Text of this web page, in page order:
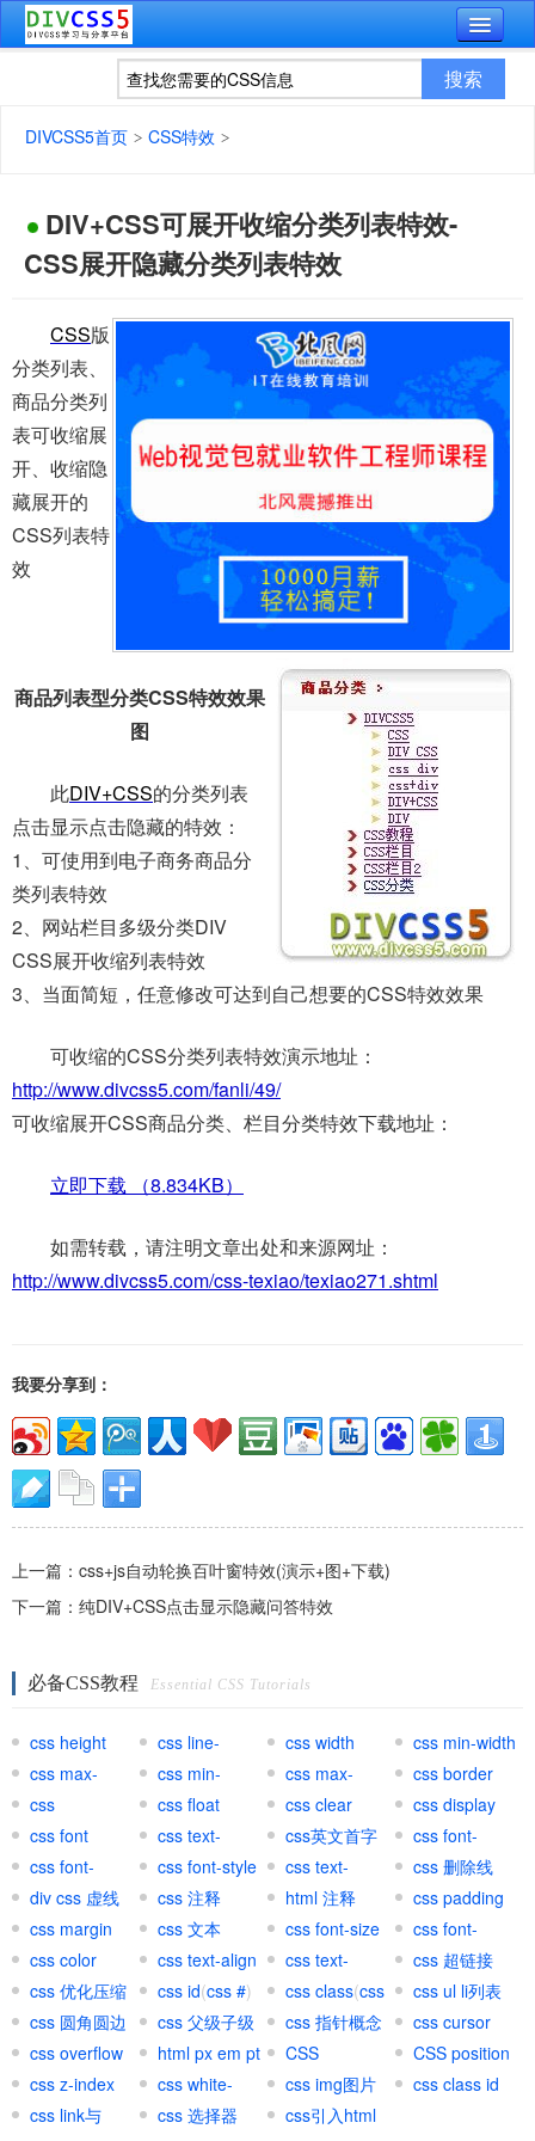
DIVCSS5首页 CSS特效
DIV+CSS可展开收缩分类列表特效-
CSS展开隐藏分类列表特效
CSS版
分类列表、
商品分类列
表可收缩展
开、收缩隐
藏展开的
CSS列表特
效
商品列表型分类CSS特效效果
图
此DIV+CSS的分类列表
点击显示点击隐藏的特效：
1、可使用到电子商务商品分
类列表特效
2、网站栏目多级分类DIV
CSS展开收缩列表特效
3、当面简短，任意修改可达到自己想要的CSS特效效果
可收缩的CSS分类列表特效演示地址：
http://www.divcss5.com/fanli/49/
可收缩展开CSS商品分类、栏目分类特效下载地址：
立即下载 （8.834KB）
如需转载，请注明文章出处和来源网址：
http://www.divcss5.com/css-texiao/texiao271.shtml
我要分享到：
上一篇： css+js自动轮换百叶窗特效(演示+图+下载)
下一篇： 纯DIV+CSS点击显示隐藏问答特效
必备CSS教程 Essential CSS Tutorials
css height
css line-
height
css width
css min-width
css max-
width
css min-
height
css max-
height
css border
css
background
css float css clear
css display
css font
css text-
transform
css英文首字
母大写
css font-
variant
css font-
weight
css font-style
css text-
decoration
css 删除线
div css 虚线
css 注释 html 注释
css padding
css margin
css 文本 css font-size
css font-
family
css color css text-align
css text-
indent
css 超链接
(css a )
css 优化压缩 css id(css #) css class(css
.)
css ul li列表
css 圆角圆边
css 父级子级 css 指针概念
css cursor
css overflow
html px em pt
网页单位
CSS
important
CSS position
css z-index
css white-
space
css img图片
css class id
css link与
css 选择器 css引入html